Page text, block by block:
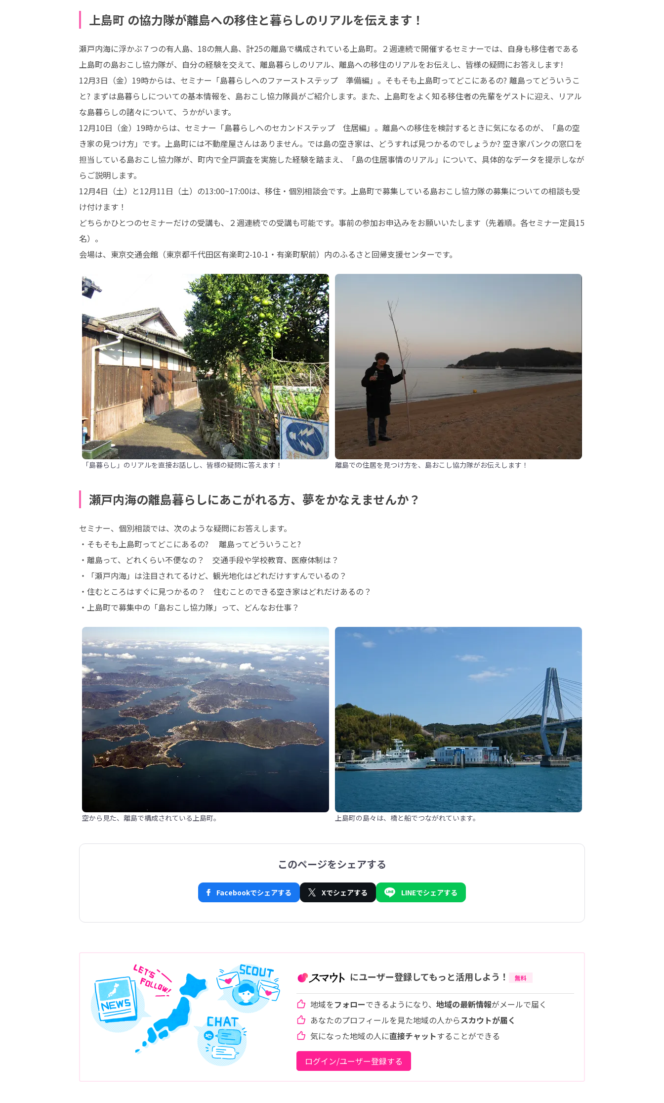
上島町 の協力隊が離島への移住と暮らしのリアルを伝えます！
瀬戸内海に浮かぶ７つの有人島、18の無人島、計25の離島で構成されている上島町。２週連続で開催するセミナーでは、自身も移住者である
上島町の島おこし協力隊が、自分の経験を交えて、離島暮らしのリアル、離島への移住のリアルをお伝えし、皆様の疑問にお答えします!
12月3日（金）19時からは、セミナー「島暮らしへのファーストステップ　準備編」。そもそも上島町ってどこにあるの? 離島ってどういうこ
と? まずは島暮らしについての基本情報を、島おこし協力隊員がご紹介します。また、上島町をよく知る移住者の先輩をゲストに迎え、リアル
な島暮らしの諸々について、うかがいます。
12月10日（金）19時からは、セミナー「島暮らしへのセカンドステップ　住居編」。離島への移住を検討するときに気になるのが、「島の空
き家の見つけ方」です。上島町には不動産屋さんはありません。では島の空き家は、どうすれば見つかるのでしょうか? 空き家バンクの窓口を
担当している島おこし協力隊が、町内で全戸調査を実施した経験を踏まえ、「島の住居事情のリアル」について、具体的なデータを提示しなが
らご説明します。
12月4日（土）と12月11日（土）の13:00~17:00は、移住・個別相談会です。上島町で募集している島おこし協力隊の募集についての相談も受
け付けます！
どちらかひとつのセミナーだけの受講も、２週連続での受講も可能です。事前の参加お申込みをお願いいたします（先着順。各セミナー定員15
名）。
会場は、東京交通会館（東京都千代田区有楽町2-10-1・有楽町駅前）内のふるさと回帰支援センターです。
「島暮らし」のリアルを直接お話しし、皆様の疑問に答えます！ 離島での住居を見つけ方を、島おこし協力隊がお伝えします！
瀬戸内海の離島暮らしにあこがれる方、夢をかなえませんか？
セミナー、個別相談では、次のような疑問にお答えします。
・そもそも上島町ってどこにあるの?　 離島ってどういうこと?
・離島って、どれくらい不便なの？　交通手段や学校教育、医療体制は？
・「瀬戸内海」は注目されてるけど、観光地化はどれだけすすんでいるの？
・住むところはすぐに見つかるの？　住むことのできる空き家はどれだけあるの？
・上島町で募集中の「島おこし協力隊」って、どんなお仕事？
空から見た、離島で構成されている上島町。 上島町の島々は、橋と船でつながれています。
このページをシェアする
Facebookでシェアする Xでシェアする LINEでシェアする
にユーザー登録してもっと活用しよう！ 無料
地域をフォローできるようになり、 地域の最新情報がメールで届く
あなたのプロフィールを見た地域の人からスカウトが届く
気になった地域の人に直接チャットすることができる
ログイン/ユーザー登録する